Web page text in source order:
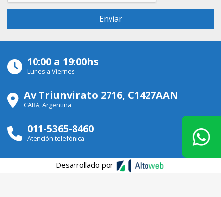
10:00 a 19:00hs
Lunes a Viernes
Av Triunvirato 2716, C1427AAN
CABA, Argentina
011-5365-8460
Atención telefónica
Desarrollado por